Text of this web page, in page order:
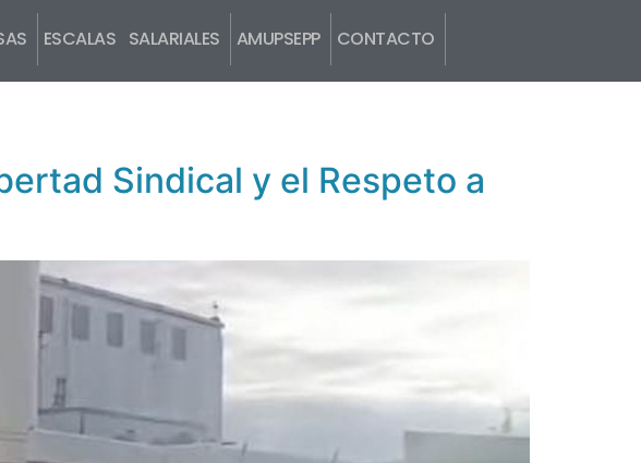
ESCALAS SALARIALES AMUPSEPP CONTACTO
Sindical y el Respeto a